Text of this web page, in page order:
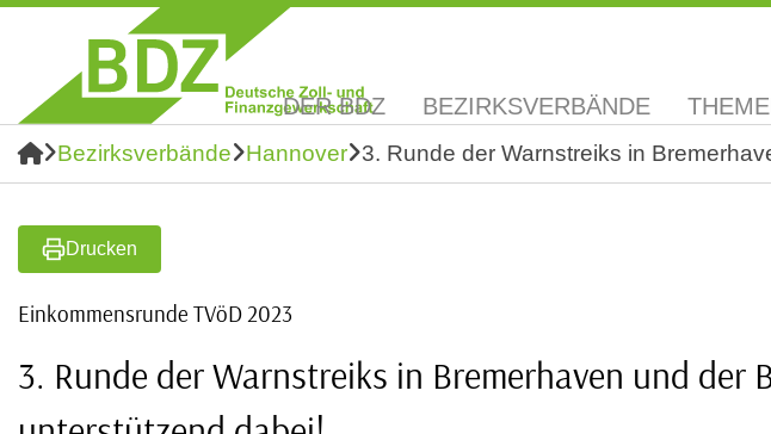
DER BDZ BEZIRKSVERBÄNDE
Bezirksverbände Hannover 3. Runde der Warnstreiks in
Drucken
Einkommensrunde TVöD 2023
3. Runde der Warnstreiks in Bremerhaven und der